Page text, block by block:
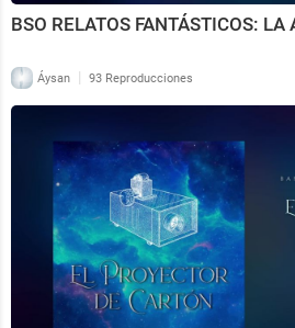
BSO RELATOS FANTÁSTICOS:
Áysan | 93 Reproducciones